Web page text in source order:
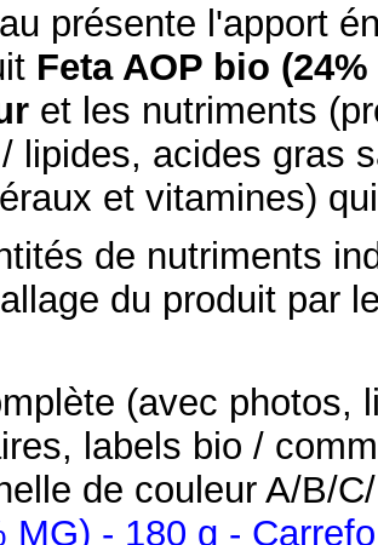
présente l'apport
Feta AOP bio
et les nutriments
lipides, acides gras
et vitamines)
de nutriments
du produit par
(avec photos,
labels bio /
de couleur A/B/
MG) - 180 g -